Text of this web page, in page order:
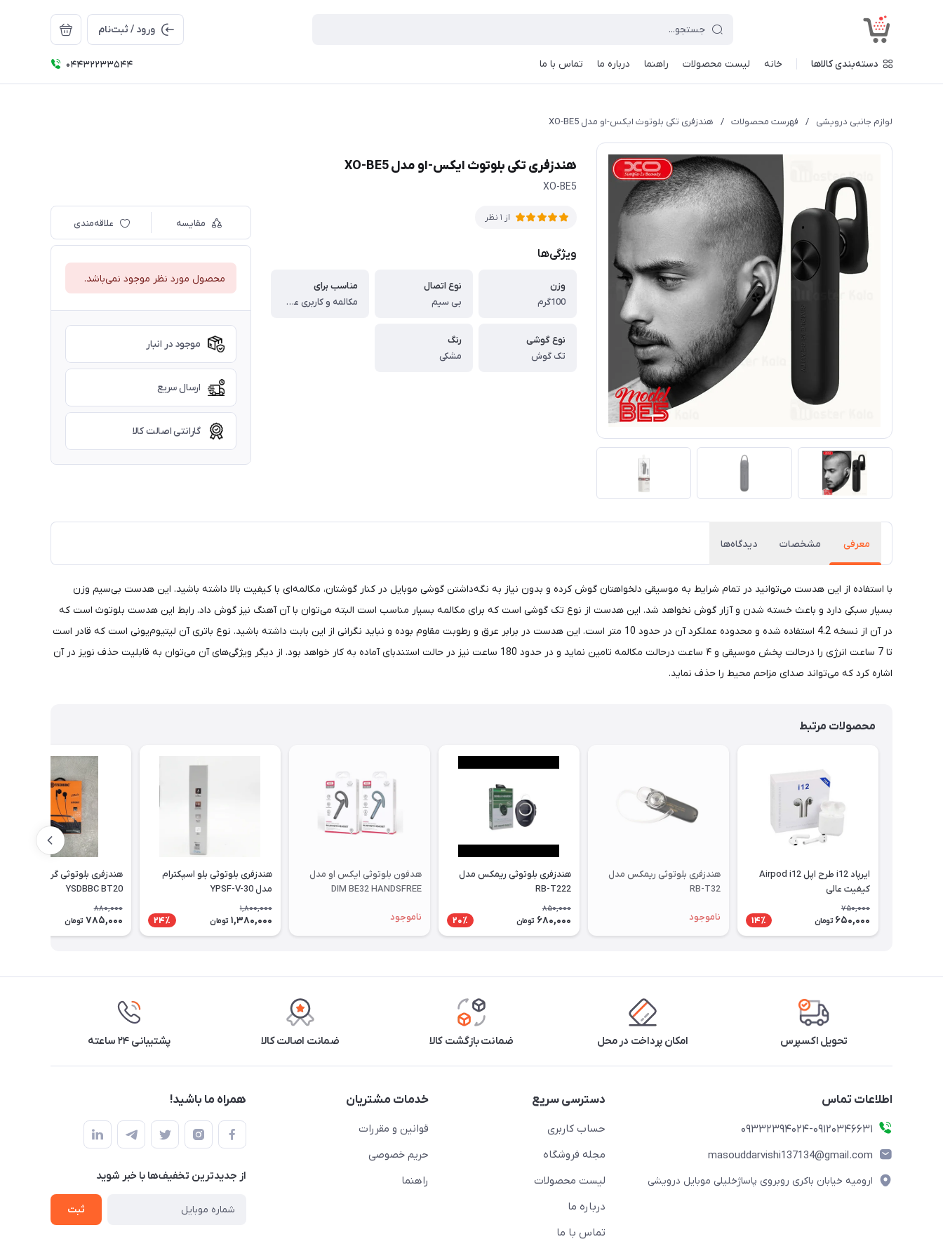
ورود / ثبت‌نام
دسته‌بندی کالاها خانه لیست محصولات راهنما درباره ما تماس با ما 04432233544
لوازم جانبی درویشی / فهرست محصولات / هندزفری تکی بلوتوث ایکس-او مدل XO-BE5
هندزفری تکی بلوتوث ایکس-او مدل XO-BE5
XO-BE5
از 1 نظر
ویژگی‌ها
وزن
100گرم
نوع اتصال
بی سیم
مناسب برای
مکالمه و کاربری عمومی
نوع گوشی
تک گوش
رنگ
مشکی
مقایسه علاقه‌مندی
محصول مورد نظر موجود نمی‌باشد.
موجود در انبار
ارسال سریع
گارانتی اصالت کالا
معرفی مشخصات دیدگاه‌ها
با استفاده از این هدست می‌توانید در تمام شرایط به موسیقی دلخواهتان گوش کرده و بدون نیاز به نگه‌داشتن گوشی موبایل در کنار گوشتان، مکالمه‌ای با کیفیت بالا داشته باشید. این هدست بی‌سیم وزن
بسیار سبکی دارد و باعث خسته شدن و آزار گوش نخواهد شد. این هدست از نوع تک گوشی است که برای مکالمه بسیار مناسب است البته می‌توان با آن آهنگ نیز گوش داد. رابط این هدست بلوتوث است که
در آن از نسخه 4.2 استفاده شده و محدوده عملکرد آن در حدود 10 متر است. این هدست در برابر عرق و رطوبت مقاوم بوده و نباید نگرانی از این بابت داشته باشید. نوع باتری آن لیتیوم‌یونی است که قادر است
تا 7 ساعت انرژی را درحالت پخش موسیقی و ۴ ساعت درحالت مکالمه تامین نماید و در حدود 180 ساعت نیز در حالت استندبای آماده به کار خواهد بود. از دیگر ویژگی‌های آن می‌توان به قابلیت حذف نویز در آن
اشاره کرد که می‌تواند صدای مزاحم محیط را حذف نماید.
محصولات مرتبط
ایرپاد i12 طرح اپل Airpod i12
کیفیت عالی
750,000
650,000 تومان 14٪
هندزفری بلوتوثی ریمکس مدل
RB-T32
ناموجود
هندزفری بلوتوثی ریمکس مدل
RB-T222
850,000
680,000 تومان 20٪
هدفون بلوتوثی ایکس او مدل
DIM BE32 HANDSFREE
ناموجود
هندزفری بلوتوثی بلو اسپکترام
مدل YPSF-V-30
1,800,000
1,380,000 تومان 24٪
هندزفری بلوتوثی گردنی مدل
YSDBBC BT20
880,000
785,000 تومان
تحویل اکسپرس امکان پرداخت در محل ضمانت بازگشت کالا ضمانت اصالت کالا پشتیبانی ۲۴ ساعته
اطلاعات تماس
09332394024-09120346631
masouddarvishi137134@gmail.com
ارومیه خیابان باکری روبروی پاساژخلیلی موبایل درویشی
دسترسی سریع
حساب کاربری
مجله فروشگاه
لیست محصولات
درباره ما
تماس با ما
خدمات مشتریان
قوانین و مقررات
حریم خصوصی
راهنما
همراه ما باشید!
از جدید‌ترین تخفیف‌ها با‌ خبر شوید
ثبت